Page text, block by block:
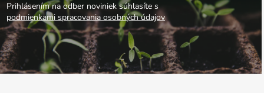
Prihlásením na odber noviniek súhlasíte s
podmienkami spracovania osobných údajov